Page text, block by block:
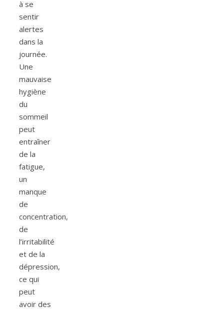
à se
sentir
alertes
dans la
journée.
Une
mauvaise
hygiène
du
sommeil
peut
entraîner
de la
fatigue,
un
manque
de
concentration,
de
l’irritabilité
et de la
dépression,
ce qui
peut
avoir des